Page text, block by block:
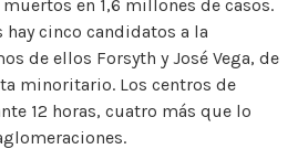
en 1,6 millones de casos.
cinco candidatos a la
de ellos Forsyth y José Vega, de
minoritario. Los centros de
12 horas, cuatro más que lo